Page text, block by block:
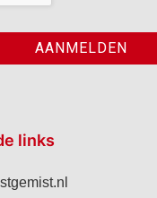
links